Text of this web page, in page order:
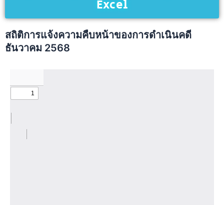
Excel
สถิติการแจ้งความคืบหน้าของการดำเนินคดี
ธันวาคม 2568